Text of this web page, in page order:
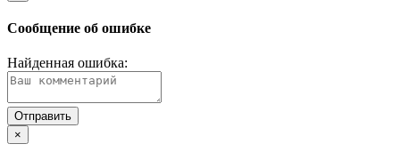
Сообщение об ошибке
Найденная ошибка:
×